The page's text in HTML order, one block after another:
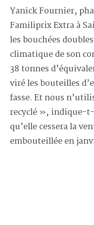
Yanick Fournier,
Familiprix Extra à
les bouchées
climatique de son
38 tonnes
viré les bouteilles
fasse. Et nous
recyclé », indique-
qu’elle cessera la
embouteillée en